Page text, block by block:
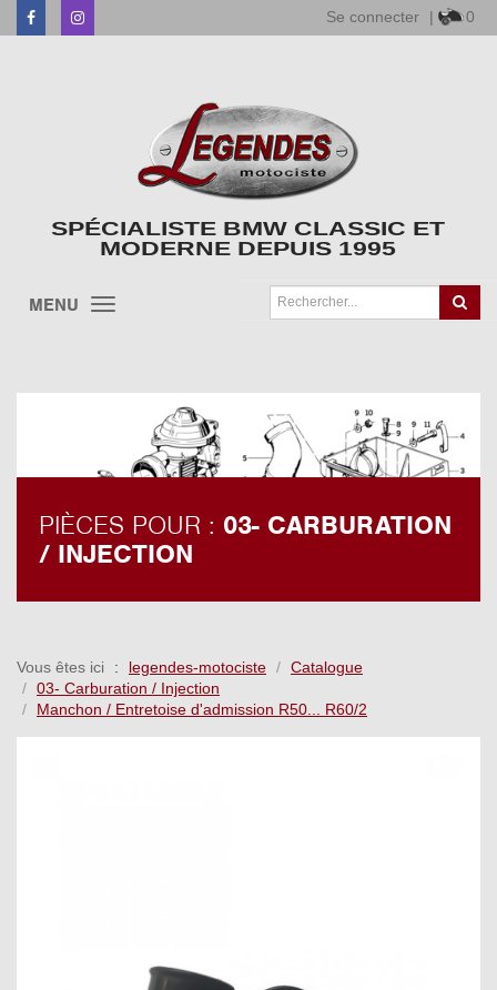
FacebookInstagram Se connecter | 0
SPÉCIALISTE BMW CLASSIC ET
MODERNE DEPUIS 1995
MENU
PIÈCES POUR : 03- CARBURATION
/ INJECTION
Vous êtes ici legendes-motociste
Catalogue
03- Carburation / Injection
Manchon / Entretoise d'admission R50... R60/2